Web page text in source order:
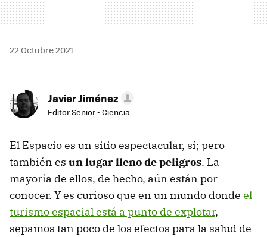
22 Octubre 2021
Javier Jiménez
Editor Senior - Ciencia
El Espacio es un sitio espectacular, sí; pero
también es un lugar lleno de peligros. La
mayoría de ellos, de hecho, aún están por
conocer. Y es curioso que en un mundo donde el
turismo espacial está a punto de explotar,
sepamos tan poco de los efectos para la salud de